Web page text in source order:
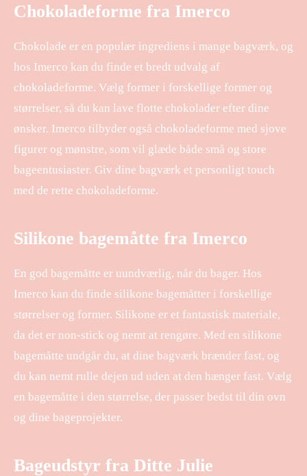
Chokoladeforme fra Imerco
Chokolade er en populær ingrediens i mange bagværk, og
hos Imerco kan du finde et bredt udvalg af
chokoladeforme. Vælg former i forskellige former og
størrelser, så du kan lave flotte chokolader efter dine
ønsker. Imerco tilbyder også chokoladeforme med sjove
figurer og mønstre, som vil glæde både små og store
bageentusiaster. Giv dine bagværk et personligt touch
med de rette chokoladeforme.
Silikone bagemåtte fra Imerco
En god bagemåtte er uundværlig, når du bager. Hos
Imerco kan du finde silikone bagemåtter i forskellige
størrelser og former. Silikone er et fantastisk materiale,
da det er non-stick og nemt at rengøre. Med en silikone
bagemåtte undgår du, at dine bagværk brænder fast, og
du kan nemt rulle dejen ud uden at den hænger fast. Vælg
en bagemåtte i den størrelse, der passer bedst til din ovn
og dine bageprojekter.
Bageudstyr fra Ditte Julie